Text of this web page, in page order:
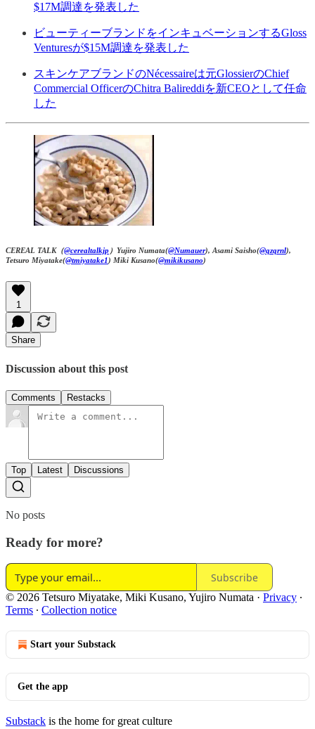
$17M調達を発表した
ビューティーブランドをインキュベーションするGloss
Venturesが$15M調達を発表した
スキンケアブランドのNécessaireは元GlossierのChief
Commercial OfficerのChitra Balireddiを新CEOとして任命
した
CEREAL TALK（@cerealtalkjp ）Yujiro Numata(@Numauer), Asami Saisho(@qzqrnl),
Tetsuro Miyatake(@tmiyatake1) Miki Kusano(@mikikusano)
1
Share
Discussion about this post
Comments Restacks
Top Latest Discussions
No posts
Ready for more?
Subscribe
© 2026 Tetsuro Miyatake, Miki Kusano, Yujiro Numata · Privacy ∙
Terms ∙ Collection notice
Start your Substack
Get the app
Substack is the home for great culture